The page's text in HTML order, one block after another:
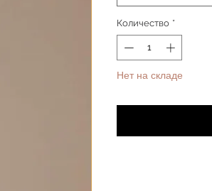
Количество *
Нет на складе